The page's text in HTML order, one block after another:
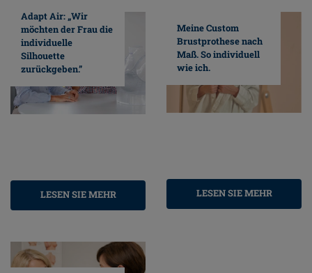
Adapt Air: „Wir
möchten der Frau die
individuelle
Silhouette
zurückgeben.”
LESEN SIE MEHR
Meine Custom
Brustprothese nach
Maß. So individuell
wie ich.
LESEN SIE MEHR